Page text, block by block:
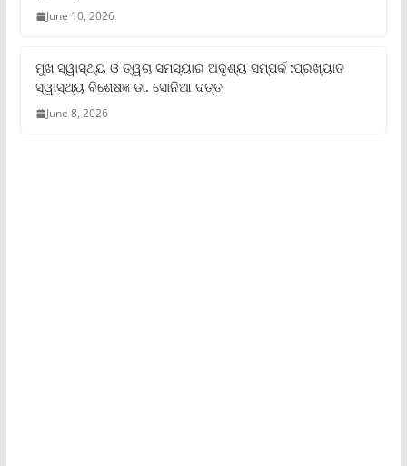
June 10, 2026
ମୁଖ ସ୍ୱାସ୍ଥ୍ୟ ଓ ତ୍ୱଚା ସମସ୍ୟାର ଅଦୃଶ୍ୟ ସମ୍ପର୍କ :ପ୍ରଖ୍ୟାତ
ସ୍ୱାସ୍ଥ୍ୟ ବିଶେଷଜ୍ଞ ଡା. ସୋନିଆ ଦତ୍ତ
June 8, 2026